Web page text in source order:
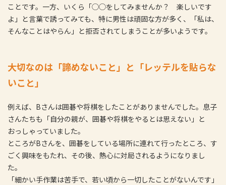
ことです。一方、いくら「◯◯をしてみませんか？ 楽しいです
よ」と言葉で誘ってみても、特に男性は頑固な方が多く、「私は、
そんなことはやらん」と拒否されてしまうことが多いようです。
大切なのは「諦めないこと」と「レッテルを貼らな
いこと」
例えば、Bさんは囲碁や将棋をしたことがありませんでした。息子
さんたちも「自分の親が、囲碁や将棋をやるとは思えない」と
おっしゃっていました。
ところがBさんを、囲碁をしている場所に連れて行ったところ、す
ごく興味をもたれ、その後、熱心に対局されるようになりまし
た。
「細かい手作業は苦手で、若い頃から一切したことがないんです」